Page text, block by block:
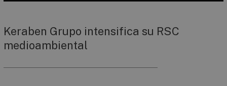
Keraben Grupo intensifica su RSC
medioambiental